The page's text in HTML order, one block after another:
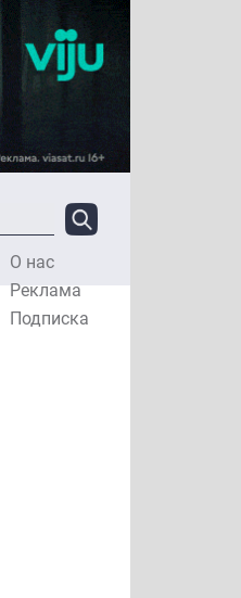
О нас
Реклама
Подписка